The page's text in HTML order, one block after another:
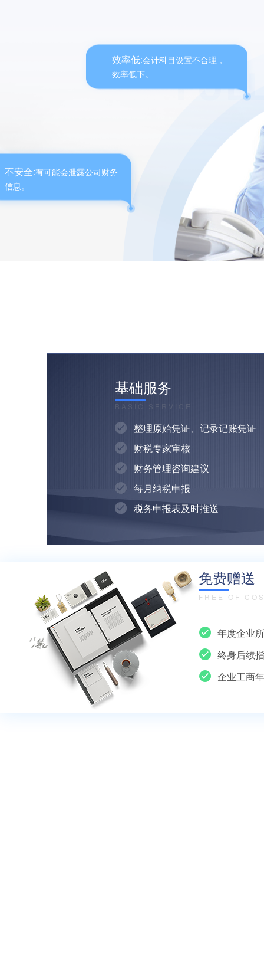
效率低:会计科目设置不合理，
效率低下。
不安全:有可能会泄露公司财务
信息。
基础服务
BASIC SERVICE
整理原始凭证、记录记账凭证
财税专家审核
财务管理咨询建议
每月纳税申报
税务申报表及时推送
免费赠送
FREE OF
年度企业
终身后续
企业工商